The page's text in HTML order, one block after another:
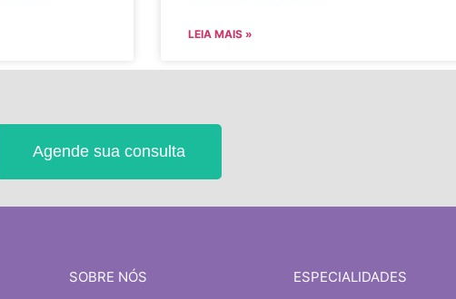
LEIA MAIS »
Agende sua consulta
SOBRE NÓS ESPECIALIDADES